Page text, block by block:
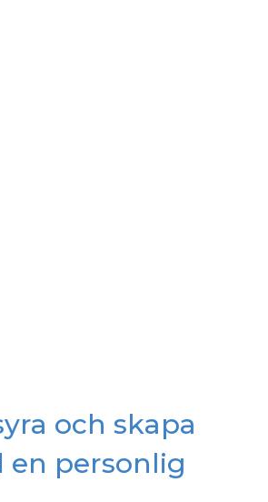
och skapa
en personlig